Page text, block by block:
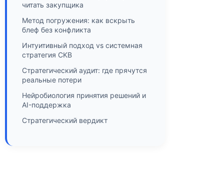
читать закупщика
Метод погружения: как вскрыть
блеф без конфликта
Интуитивный подход vs системная
стратегия CKB
Стратегический аудит: где прячутся
реальные потери
Нейробиология принятия решений и
AI-поддержка
Стратегический вердикт